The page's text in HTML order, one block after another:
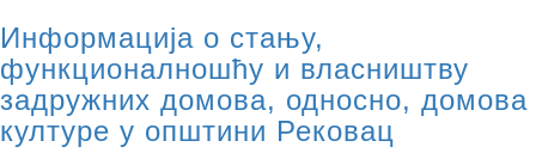
Информација о стању,
функционалношћу и власништву
задружних домова, односно, домова
културе у општини Рековац